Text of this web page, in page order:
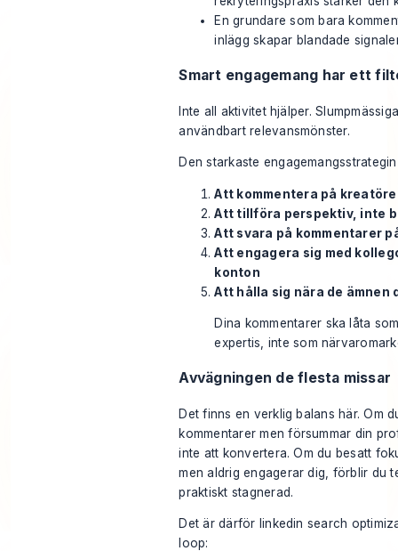
En grundare som bara
inlägg skapar blandade
Smart engagemang har ett
Inte all aktivitet hjälper.
användbart relevansmönster.
Den starkaste
Att kommentera på
Att tillföra perspektiv, inte
Att svara på kommentarer
Att engagera sig med
konton
Att hålla sig nära de ämnen
Dina kommentarer ska låta
expertis, inte som
Avvägningen de flesta missar
Det finns en verklig balans här. Om
kommentarer men försummar din
inte att konvertera. Om du besatt
men aldrig engagerar dig, förblir du
praktiskt stagnerad.
Det är därför linkedin search
loop: